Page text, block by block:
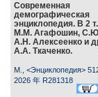
Современная
демографическая
энциклопедия. В 2
М.М. Агафошин,
А.Н. Алексеенко и
А.А. Ткаченко.
М., <Энциклопедия>
2026 年 R281318